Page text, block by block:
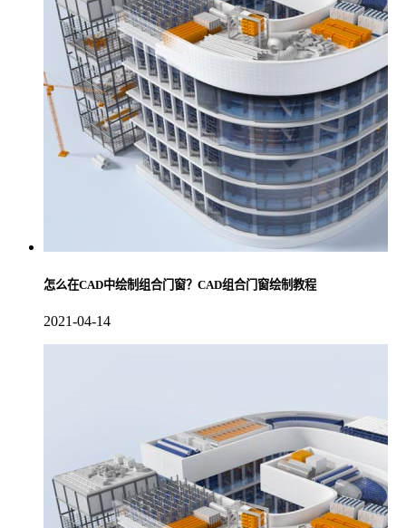
怎么在CAD中绘制组合门窗？CAD组合门窗绘制教程
2021-04-14